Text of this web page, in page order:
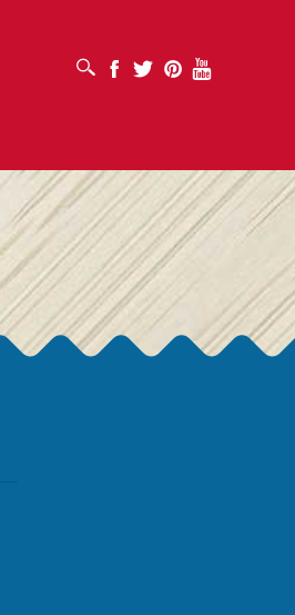
SUCHFELD ÖFFNENFacebook
Twitter PinterestYoutube